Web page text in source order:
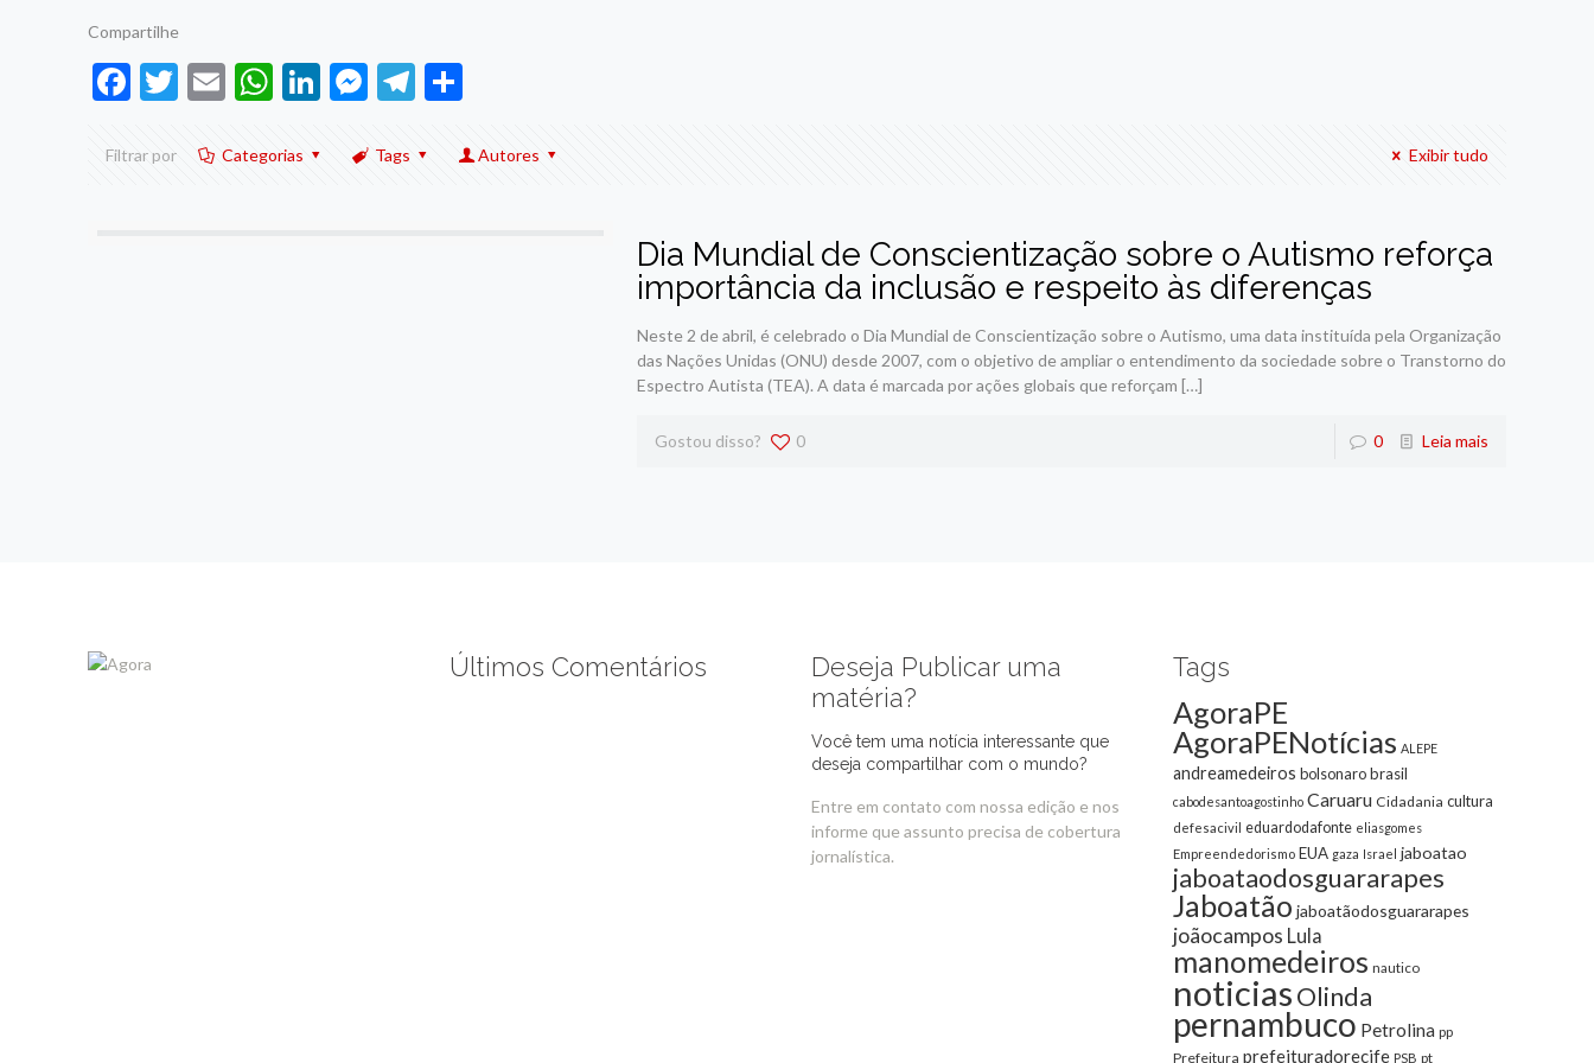
Compartilhe
Facebook
Twitter
EmailWhatsApp
LinkedIn
Messenger
Telegram
Filtrar por Categorias Tags Autores Exibir tudo
Dia Mundial de Conscientização sobre o Autismo reforça
importância da inclusão e respeito às diferenças
Neste 2 de abril, é celebrado o Dia Mundial de Conscientização sobre o Autismo, uma data instituída pela Organização
das Nações Unidas (ONU) desde 2007, com o objetivo de ampliar o entendimento da sociedade sobre o Transtorno do
Espectro Autista (TEA). A data é marcada por ações globais que reforçam […]
Gostou disso? 0 0 Leia mais
Últimos Comentários
Deseja Publicar uma
matéria?
Você tem uma notícia interessante que
deseja compartilhar com o mundo?
Entre em contato com nossa edição e nos
informe que assunto precisa de cobertura
jornalística.
Tags
AgoraPE
AgoraPENotícias ALEPE
andreamedeiros bolsonarobrasil
cabodesantoagostinho Caruaru Cidadania cultura
defesacivil eduardodafonte eliasgomes
Empreendedorismo EUA gaza Israel jaboatao
jaboataodosguararapes
Jaboatão jaboatãodosguararapes
joãocampos Lula
manomedeiros nautico
noticiasOlinda
pernambuco Petrolina pp
Prefeitura prefeituradorecife PSB pt